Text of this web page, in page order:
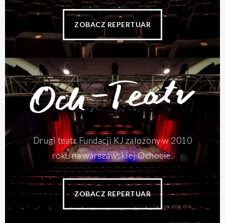
ZOBACZ REPERTUAR
Drugi teatr Fundacji KJ założony w 2010
roku na warszawskiej Ochocie.
ZOBACZ REPERTUAR